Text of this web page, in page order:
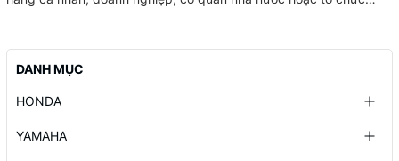
DANH MỤC
HONDA
YAMAHA